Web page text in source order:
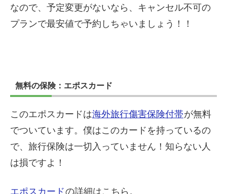
なので、予定変更がないなら、キャンセル不可の
プランで最安値で予約しちゃいましょう！！
無料の保険：エポスカード
このエポスカードは海外旅行傷害保険付帯が無料
でついています。僕はこのカードを持っているの
で、旅行保険は一切入っていません！知らない人
は損ですよ！
エポスカードの詳細はこちら。